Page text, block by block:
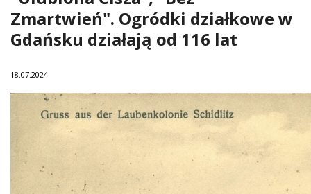
Zmartwień". Ogródki działkowe w
Gdańsku działają od 116 lat
18 07.2024